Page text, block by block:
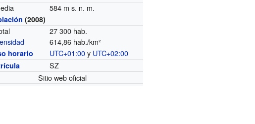
584 m s. n. m.
(2008)
27 300 hab.
614,86 hab./km²
horario UTC+01:00y UTC+02:00
SZ
Sitio web oficial